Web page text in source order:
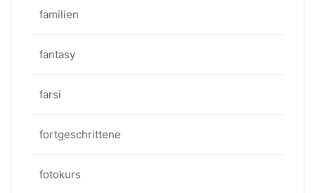
familien
fantasy
farsi
fortgeschrittene
fotokurs